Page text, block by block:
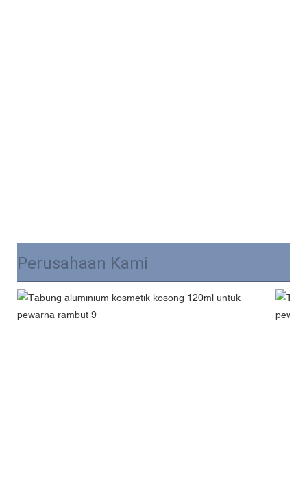
Perusahaan Kami